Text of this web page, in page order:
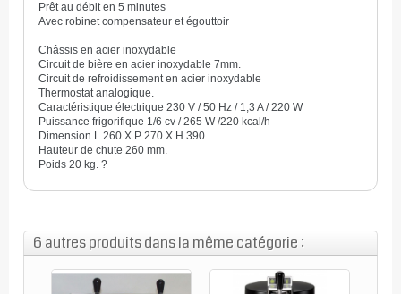
Prêt au débit en 5 minutes
Avec robinet compensateur et égouttoir
Châssis en acier inoxydable
Circuit de bière en acier inoxydable 7mm.
Circuit de refroidissement en acier inoxydable
Thermostat analogique.
Caractéristique électrique 230 V / 50 Hz / 1,3 A / 220 W
Puissance frigorifique 1/6 cv / 265 W /220 kcal/h
Dimension L 260 X P 270 X H 390.
Hauteur de chute 260 mm.
Poids 20 kg. ?
6 autres produits dans la même catégorie :